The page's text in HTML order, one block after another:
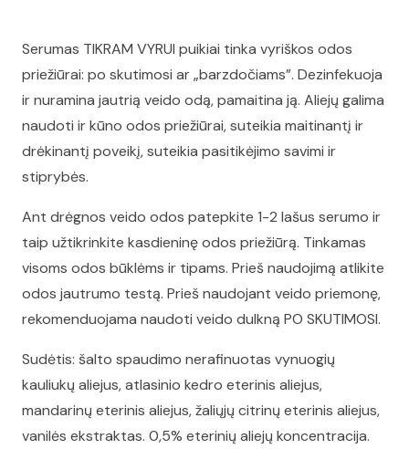
Serumas TIKRAM VYRUI puikiai tinka vyriškos odos
priežiūrai: po skutimosi ar „barzdočiams”. Dezinfekuoja
ir nuramina jautrią veido odą, pamaitina ją. Aliejų galima
naudoti ir kūno odos priežiūrai, suteikia maitinantį ir
drėkinantį poveikį, suteikia pasitikėjimo savimi ir
stiprybės.
Ant drėgnos veido odos patepkite 1-2 lašus serumo ir
taip užtikrinkite kasdieninę odos priežiūrą. Tinkamas
visoms odos būklėms ir tipams. Prieš naudojimą atlikite
odos jautrumo testą. Prieš naudojant veido priemonę,
rekomenduojama naudoti veido dulkną PO SKUTIMOSI.
Sudėtis: šalto spaudimo nerafinuotas vynuogių
kauliukų aliejus, atlasinio kedro eterinis aliejus,
mandarinų eterinis aliejus, žaliųjų citrinų eterinis aliejus,
vanilės ekstraktas. 0,5% eterinių aliejų koncentracija.